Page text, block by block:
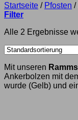
Startseite / Pfosten /
Filter
Alle 2 Ergebnisse
Mit unseren
Ankerbolzen mit
wurde (Gelb) und